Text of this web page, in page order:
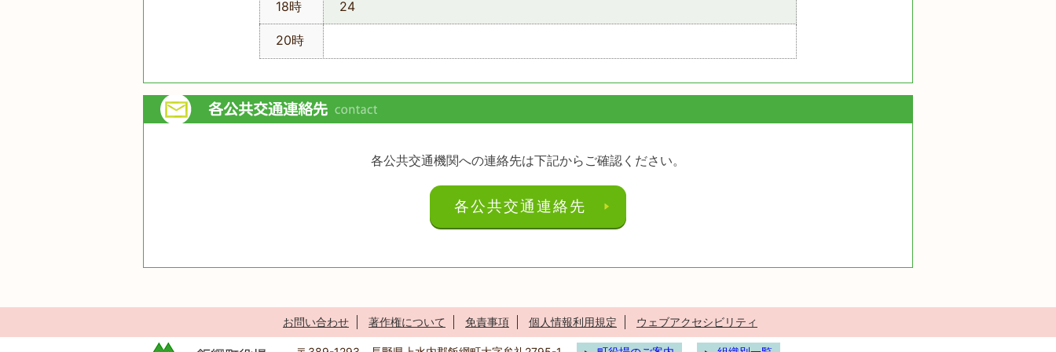
18時 24
20時
各公共交通機関への連絡先は下記からご確認ください。
各公共交通連絡先
お問い合わせ 著作権について 免責事項 個人情報利用規定 ウェブアクセシビリティ